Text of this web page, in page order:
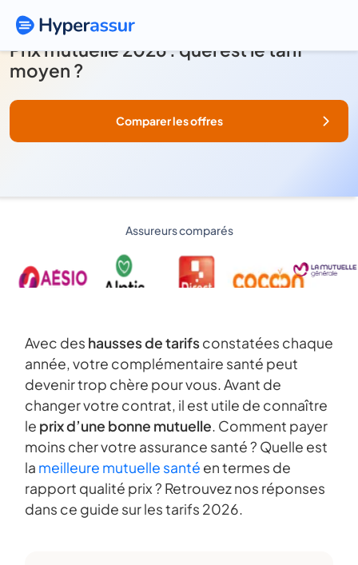
Prix mutuelle 2026 : quel est le tarif
moyen ?
Comparer les offres
Assureurs comparés
Avec des hausses de tarifsconstatées chaque
année, votre complémentaire santé peut
devenir trop chère pour vous. Avant de
changer votre contrat, il est utile de connaître
le prix d’une bonne mutuelle. Comment payer
moins cher votre assurance santé ? Quelle est
la meilleure mutuelle santé en termes de
rapport qualité prix ? Retrouvez nos réponses
dans ce guide sur les tarifs 2026.